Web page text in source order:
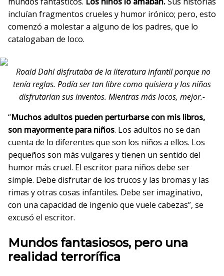
incluían fragmentos crueles y humor irónico; pero, esto
comenzó a molestar a alguno de los padres, que lo
catalogaban de loco.
Roald Dahl disfrutaba de la literatura infantil porque no
tenía reglas. Podía ser tan libre como quisiera y los niños
disfrutarían sus inventos. Mientras más locos, mejor.-
“Muchos adultos pueden perturbarse con mis libros,
son mayormente para niños. Los adultos no se dan
cuenta de lo diferentes que son los niños a ellos. Los
pequeños son más vulgares y tienen un sentido del
humor más cruel. El escritor para niños debe ser
simple. Debe disfrutar de los trucos y las bromas y las
rimas y otras cosas infantiles. Debe ser imaginativo,
con una capacidad de ingenio que vuele cabezas”, se
excusó el escritor.
Mundos fantasiosos, pero una
realidad terrorífica